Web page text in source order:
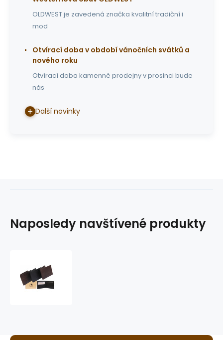
OLDWEST je zavedená značka kvalitní tradiční i
mod
Otvírací doba v období vánočních svátků a
nového roku
Otvírací doba kamenné prodejny v prosinci bude
nás
Další novinky
Naposledy navštívené produkty